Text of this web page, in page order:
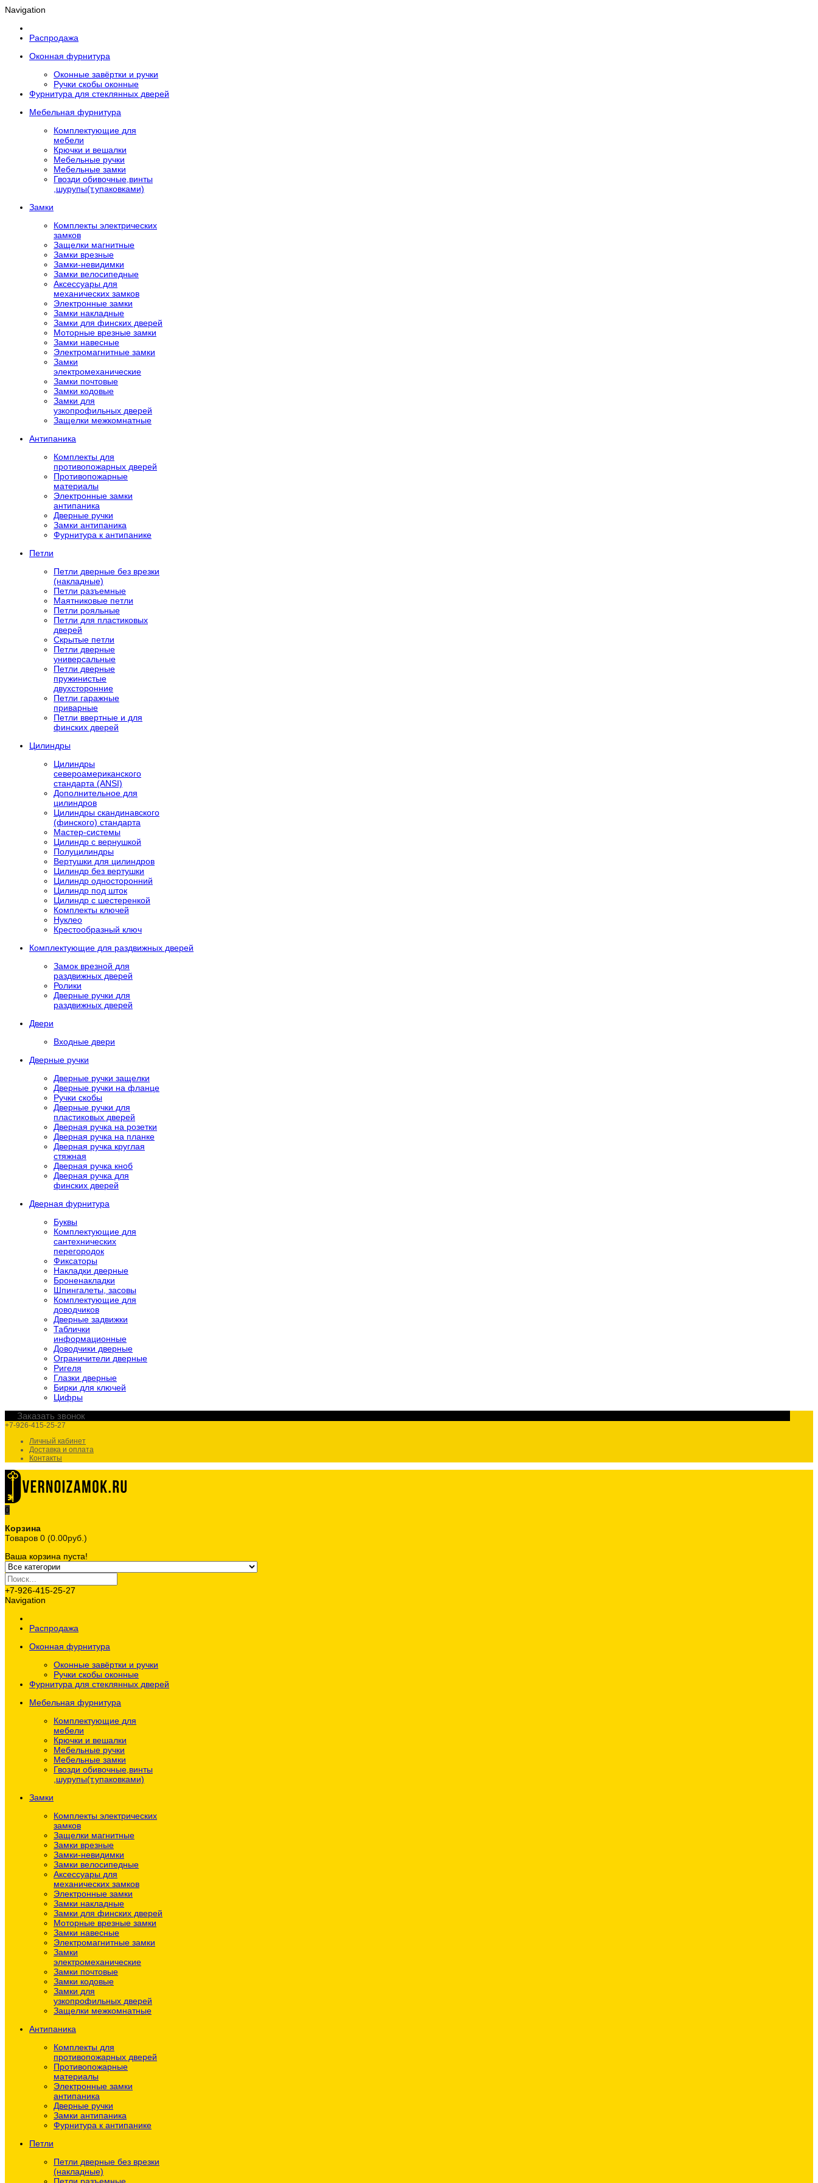
Navigation
Распродажа
Оконная фурнитура
Оконные завёртки и ручки
Ручки скобы оконные
Фурнитура для стеклянных дверей
Мебельная фурнитура
Комплектующие для
мебели
Крючки и вешалки
Мебельные ручки
Мебельные замки
Гвозди обивочные,винты
,шурупы(т.упаковками)
Замки
Комплекты электрических
замков
Защелки магнитные
Замки врезные
Замки-невидимки
Замки велосипедные
Аксессуары для
механических замков
Электронные замки
Замки накладные
Замки для финских дверей
Моторные врезные замки
Замки навесные
Электромагнитные замки
Замки
электромеханические
Замки почтовые
Замки кодовые
Замки для
узкопрофильных дверей
Защелки межкомнатные
Антипаника
Комплекты для
противопожарных дверей
Противопожарные
материалы
Электронные замки
антипаника
Дверные ручки
Замки антипаника
Фурнитура к антипанике
Петли
Петли дверные без врезки
(накладные)
Петли разъемные
Маятниковые петли
Петли рояльные
Петли для пластиковых
дверей
Скрытые петли
Петли дверные
универсальные
Петли дверные
пружинистые
двухсторонние
Петли гаражные
приварные
Петли ввертные и для
финских дверей
Цилиндры
Цилиндры
североамериканского
стандарта (ANSI)
Дополнительное для
цилиндров
Цилиндры скандинавского
(финского) стандарта
Мастер-системы
Цилиндр с вернушкой
Полуцилиндры
Вертушки для цилиндров
Цилиндр без вертушки
Цилиндр односторонний
Цилиндр под шток
Цилиндр с шестеренкой
Комплекты ключей
Нуклео
Крестообразный ключ
Комплектующие для раздвижных дверей
Замок врезной для
раздвижных дверей
Ролики
Дверные ручки для
раздвижных дверей
Двери
Входные двери
Дверные ручки
Дверные ручки защелки
Дверные ручки на фланце
Ручки скобы
Дверные ручки для
пластиковых дверей
Дверная ручка на розетки
Дверная ручка на планке
Дверная ручка круглая
стяжная
Дверная ручка кноб
Дверная ручка для
финских дверей
Дверная фурнитура
Буквы
Комплектующие для
сантехнических
перегородок
Фиксаторы
Накладки дверные
Броненакладки
Шпингалеты, засовы
Комплектующие для
доводчиков
Дверные задвижки
Таблички
информационные
Доводчики дверные
Ограничители дверные
Ригеля
Глазки дверные
Бирки для ключей
Цифры
Заказать звонок
+7-926-415-25-27
Личный кабинет
Доставка и оплата
Контакты
0
Корзина
Товаров 0 (0.00руб.)
Ваша корзина пуста!
+7-926-415-25-27
Navigation
Распродажа
Оконная фурнитура
Оконные завёртки и ручки
Ручки скобы оконные
Фурнитура для стеклянных дверей
Мебельная фурнитура
Комплектующие для
мебели
Крючки и вешалки
Мебельные ручки
Мебельные замки
Гвозди обивочные,винты
,шурупы(т.упаковками)
Замки
Комплекты электрических
замков
Защелки магнитные
Замки врезные
Замки-невидимки
Замки велосипедные
Аксессуары для
механических замков
Электронные замки
Замки накладные
Замки для финских дверей
Моторные врезные замки
Замки навесные
Электромагнитные замки
Замки
электромеханические
Замки почтовые
Замки кодовые
Замки для
узкопрофильных дверей
Защелки межкомнатные
Антипаника
Комплекты для
противопожарных дверей
Противопожарные
материалы
Электронные замки
антипаника
Дверные ручки
Замки антипаника
Фурнитура к антипанике
Петли
Петли дверные без врезки
(накладные)